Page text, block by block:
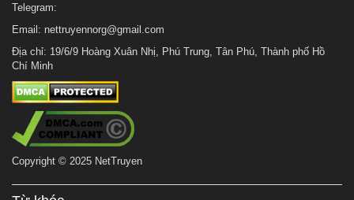
Telegram:
Email: nettruyennorg@gmail.com
Địa chỉ: 19/6/9 Hoàng Xuân Nhị, Phú Trung, Tân Phú, Thành phố Hồ
Chí Minh
Copyright © 2025 NetTruyen